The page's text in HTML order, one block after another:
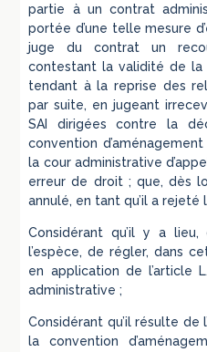
partie à un contrat
portée d’une telle mesure
juge du contrat un
contestant la validité de
tendant à la reprise des
par suite, en jugeant
SAI dirigées contre la
convention
la cour administrative
erreur de droit ; que, dès
annulé, en tant qu’il a rejeté
Considérant qu’il y a
l’espèce, de régler, dans
en application de l’article
administrative ;
Considérant qu’il résulte
la convention